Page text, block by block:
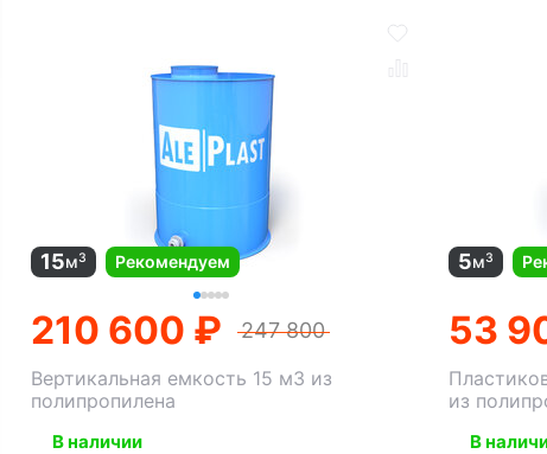
Вертикальная емкость 15 м3 из
полипропилена
15м3 Рекомендуем
В наличии
210 600 ₽ 247 800
из
5м3
В
53